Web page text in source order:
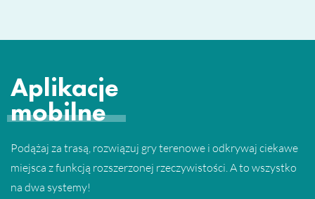
Aplikacje
mobilne
Podążaj za trasą, rozwiązuj gry terenowe i odkrywaj ciekawe
miejsca z funkcją rozszerzonej rzeczywistości. A to wszystko
na dwa systemy!